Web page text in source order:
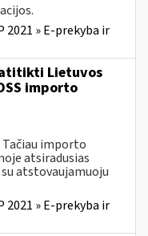
2021 » E-prekyba ir
Lietuvos
importo
importo
atsiradusias
atstovaujamuoju
2021 » E-prekyba ir